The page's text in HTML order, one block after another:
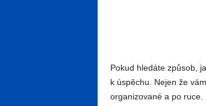
Pokud hledáte způsob,
k úspěchu. Nejen že
organizované a po ruce.